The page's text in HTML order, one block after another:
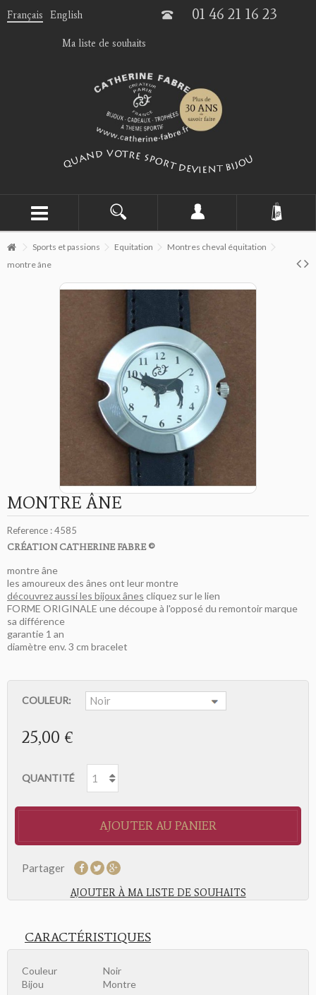
Français English 01 46 21 16 23
Ma liste de souhaits
Sports et passions Equitation
Montres cheval équitation
montre âne
MONTRE ÂNE
Reference :4585
CRÉATION CATHERINE FABRE ©
montre âne
les amoureux des ânes ont leur montre
découvrez aussi les bijoux ânes cliquez sur le lien
FORME ORIGINALE une découpe à l'opposé du remontoir marque
sa différence
garantie 1 an
diamètre env. 3 cm bracelet
COULEUR:
25,00 €
QUANTITÉ
AJOUTER AU PANIER
Partager
AJOUTER À MA LISTE DE SOUHAITS
CARACTÉRISTIQUES
Couleur
Noir
Bijou
Montre